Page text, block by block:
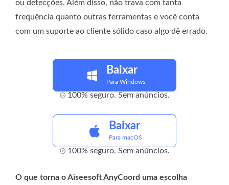
ou detecções. Além disso, não trava com tanta
frequência quanto outras ferramentas e você conta
com um suporte ao cliente sólido caso algo dê errado.
Baixar
Para Windows
100% seguro. Sem anúncios.
Baixar
Para macOS
100% seguro. Sem anúncios.
O que torna o Aiseesoft AnyCoord uma escolha